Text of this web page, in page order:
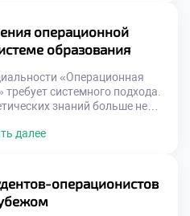
замысла и исполнения.
от разрыва между
операциями. […]
операционной
образования
«Операционная
требует системного подхода.
знаний больше не
бизнес-процессами.
система образования
рынка труда. Учебные
с изменениями в […]
далее
операционистов